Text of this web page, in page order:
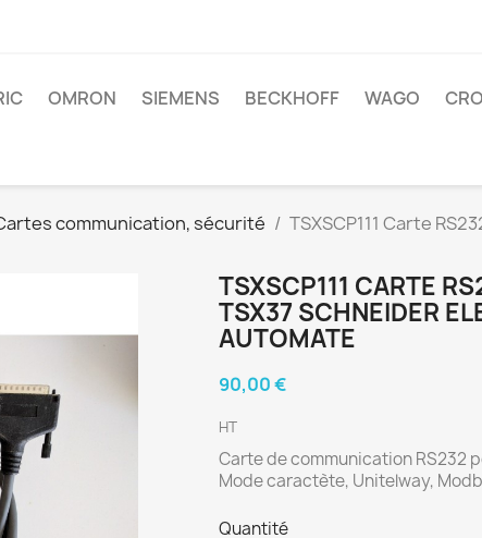
OMRON SIEMENS BECKHOFF WAGO
communication, sécurité
TSXSCP111 Carte
TSXSCP111 CARTE
TSX37 SCHNEIDER
AUTOMATE
90,00 €
HT
Carte de communication RS232
Mode caractète, Unitelway,
Quantité